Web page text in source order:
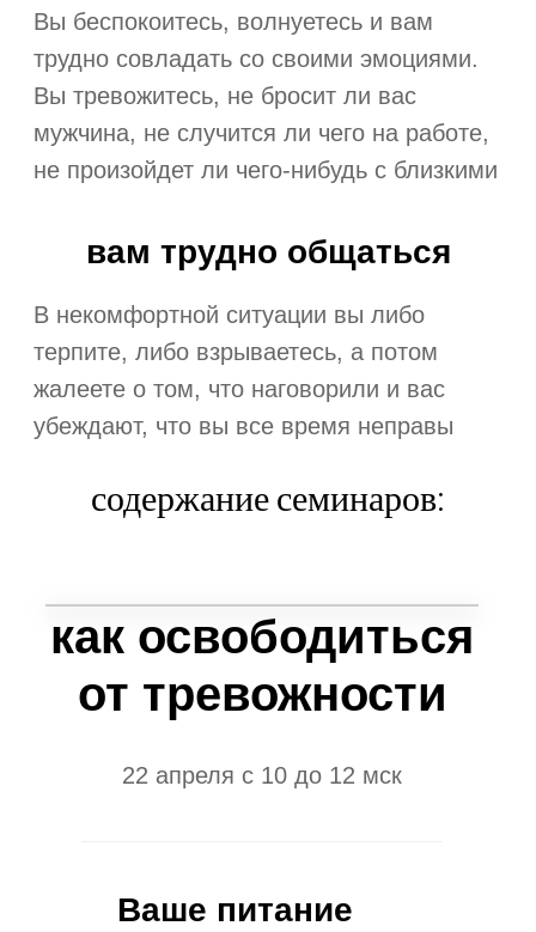
Вы беспокоитесь, волнуетесь и вам
трудно совладать со своими эмоциями.
Вы тревожитесь, не бросит ли вас
мужчина, не случится ли чего на работе,
не произойдет ли чего-нибудь с близкими
​вам трудно общаться
В некомфортной ситуации вы либо
терпите, либо взрываетесь, а потом
жалеете о том, что наговорили и вас
убеждают, что вы все время неправы
содержание семинаров:
как освободиться
от тревожности
22 апреля с 10 до 12 мск
Ваше питание